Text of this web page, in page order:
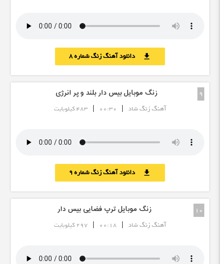
download دانلود آهنگ زنگ شماره 8
9 زنگ موبایل بیس دار بلند و پر انرژی
آهنگ زنگ شاد |
00:30
| 483 کیلوبایت
download دانلود آهنگ زنگ شماره 9
10 زنگ موبایل ترپ فضایی بیس دار
آهنگ زنگ شاد |
00:18
| 297 کیلوبایت